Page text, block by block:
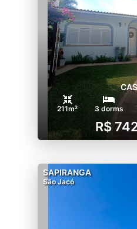
211m² 3 dorms
R$
SAPIRANGA
São Jacó